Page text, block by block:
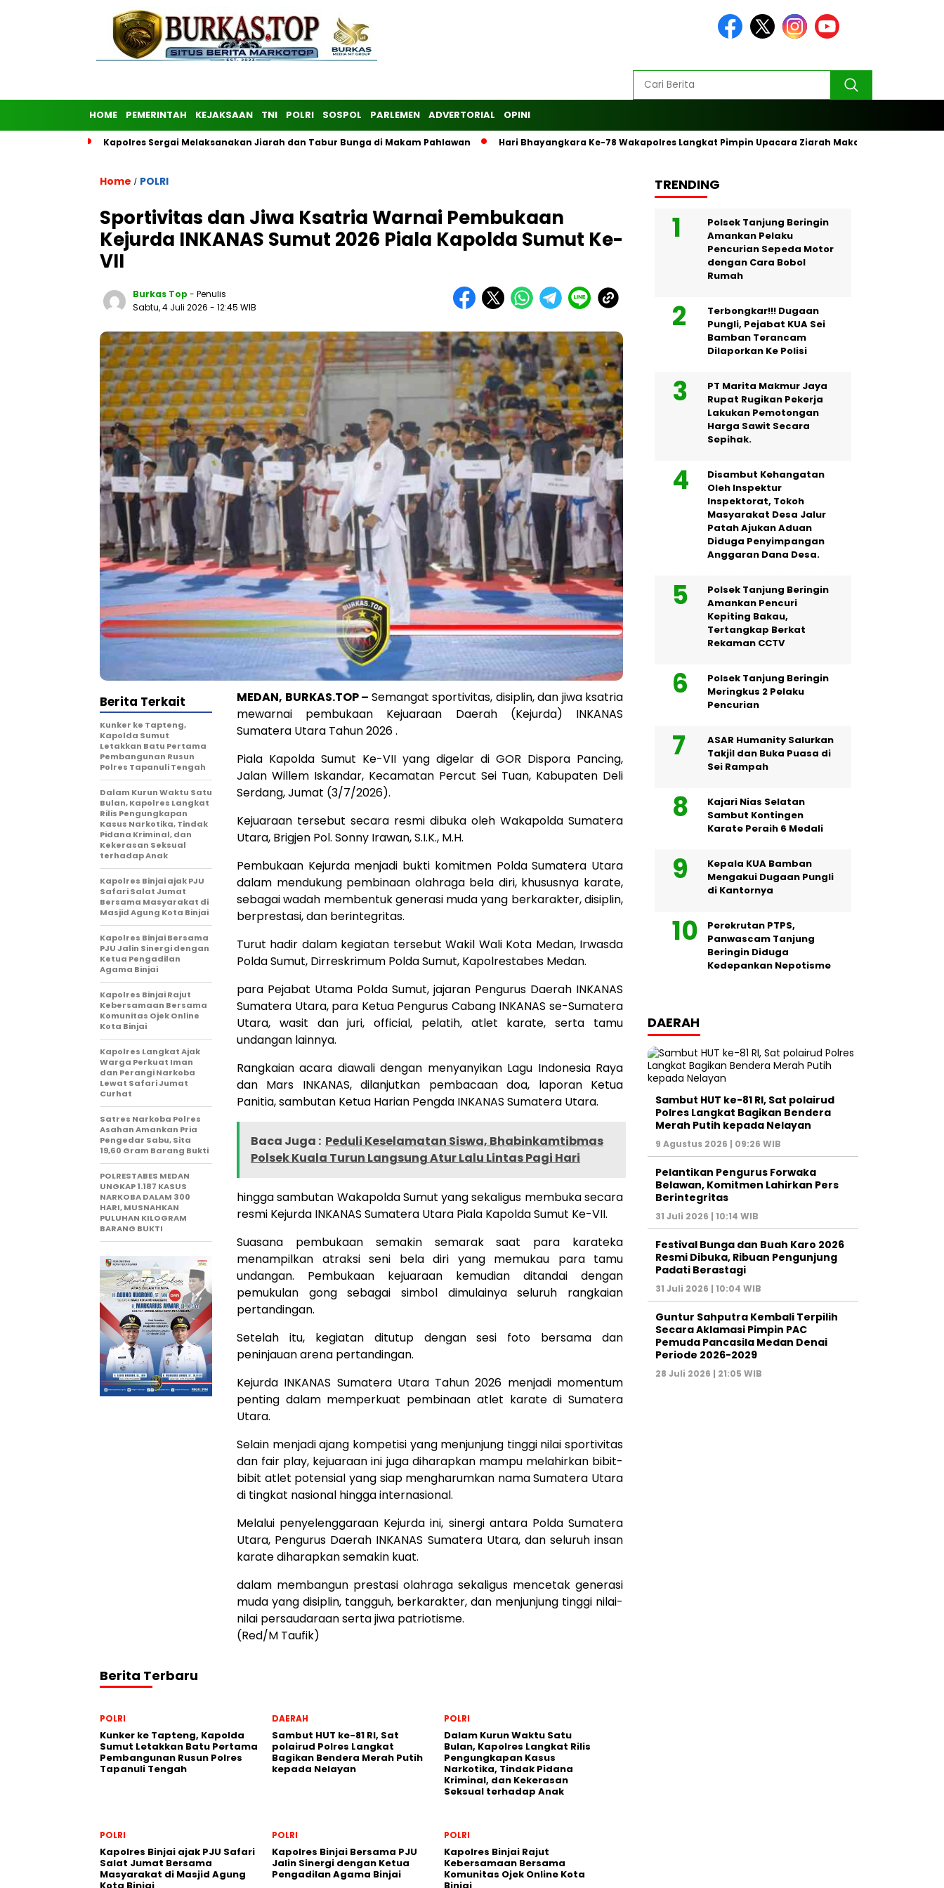
HOME PEMERINTAH KEJAKSAAN TNI POLRI SOSPOL PARLEMEN ADVERTORIAL OPINI
Kapolres Sergai Melaksanakan Jiarah dan Tabur Bunga di Makam Pahlawan Hari Bhayangkara Ke-78 Wakapolres Langkat Pimpin Upacara Ziarah Makam Pahlawan
Home / POLRI
Sportivitas dan Jiwa Ksatria Warnai Pembukaan
Kejurda INKANAS Sumut 2026 Piala Kapolda Sumut Ke-
VII
Burkas Top - Penulis
Sabtu, 4 Juli 2026 - 12:45 WIB
MEDAN, BURKAS.TOP – Semangat sportivitas, disiplin, dan jiwa ksatria
mewarnai pembukaan Kejuaraan Daerah (Kejurda) INKANAS
Sumatera Utara Tahun 2026 .
Piala Kapolda Sumut Ke-VII yang digelar di GOR Dispora Pancing,
Jalan Willem Iskandar, Kecamatan Percut Sei Tuan, Kabupaten Deli
Serdang, Jumat (3/7/2026).
Kejuaraan tersebut secara resmi dibuka oleh Wakapolda Sumatera
Utara, Brigjen Pol. Sonny Irawan, S.I.K., M.H.
Pembukaan Kejurda menjadi bukti komitmen Polda Sumatera Utara
dalam mendukung pembinaan olahraga bela diri, khususnya karate,
sebagai wadah membentuk generasi muda yang berkarakter, disiplin,
berprestasi, dan berintegritas.
Turut hadir dalam kegiatan tersebut Wakil Wali Kota Medan, Irwasda
Polda Sumut, Dirreskrimum Polda Sumut, Kapolrestabes Medan.
para Pejabat Utama Polda Sumut, jajaran Pengurus Daerah INKANAS
Sumatera Utara, para Ketua Pengurus Cabang INKANAS se-Sumatera
Utara, wasit dan juri, official, pelatih, atlet karate, serta tamu
undangan lainnya.
Rangkaian acara diawali dengan menyanyikan Lagu Indonesia Raya
dan Mars INKANAS, dilanjutkan pembacaan doa, laporan Ketua
Panitia, sambutan Ketua Harian Pengda INKANAS Sumatera Utara.
Baca Juga : Peduli Keselamatan Siswa, Bhabinkamtibmas
Polsek Kuala Turun Langsung Atur Lalu Lintas Pagi Hari
hingga sambutan Wakapolda Sumut yang sekaligus membuka secara
resmi Kejurda INKANAS Sumatera Utara Piala Kapolda Sumut Ke-VII.
Suasana pembukaan semakin semarak saat para karateka
menampilkan atraksi seni bela diri yang memukau para tamu
undangan. Pembukaan kejuaraan kemudian ditandai dengan
pemukulan gong sebagai simbol dimulainya seluruh rangkaian
pertandingan.
Setelah itu, kegiatan ditutup dengan sesi foto bersama dan
peninjauan arena pertandingan.
Kejurda INKANAS Sumatera Utara Tahun 2026 menjadi momentum
penting dalam memperkuat pembinaan atlet karate di Sumatera
Utara.
Selain menjadi ajang kompetisi yang menjunjung tinggi nilai sportivitas
dan fair play, kejuaraan ini juga diharapkan mampu melahirkan bibit-
bibit atlet potensial yang siap mengharumkan nama Sumatera Utara
di tingkat nasional hingga internasional.
Melalui penyelenggaraan Kejurda ini, sinergi antara Polda Sumatera
Utara, Pengurus Daerah INKANAS Sumatera Utara, dan seluruh insan
karate diharapkan semakin kuat.
dalam membangun prestasi olahraga sekaligus mencetak generasi
muda yang disiplin, tangguh, berkarakter, dan menjunjung tinggi nilai-
nilai persaudaraan serta jiwa patriotisme.
(Red/M Taufik)
Berita Terkait
Kunker ke Tapteng,
Kapolda Sumut
Letakkan Batu Pertama
Pembangunan Rusun
Polres Tapanuli Tengah
Dalam Kurun Waktu Satu
Bulan, Kapolres Langkat
Rilis Pengungkapan
Kasus Narkotika, Tindak
Pidana Kriminal, dan
Kekerasan Seksual
terhadap Anak
Kapolres Binjai ajak PJU
Safari Salat Jumat
Bersama Masyarakat di
Masjid Agung Kota Binjai
Kapolres Binjai Bersama
PJU Jalin Sinergi dengan
Ketua Pengadilan
Agama Binjai
Kapolres Binjai Rajut
Kebersamaan Bersama
Komunitas Ojek Online
Kota Binjai
Kapolres Langkat Ajak
Warga Perkuat Iman
dan Perangi Narkoba
Lewat Safari Jumat
Curhat
Satres Narkoba Polres
Asahan Amankan Pria
Pengedar Sabu, Sita
19,60 Gram Barang Bukti
POLRESTABES MEDAN
UNGKAP 1.187 KASUS
NARKOBA DALAM 300
HARI, MUSNAHKAN
PULUHAN KILOGRAM
BARANG BUKTI
Berita Terbaru
POLRI
Kunker ke Tapteng, Kapolda
Sumut Letakkan Batu Pertama
Pembangunan Rusun Polres
Tapanuli Tengah
DAERAH
Sambut HUT ke-81 RI, Sat
polairud Polres Langkat
Bagikan Bendera Merah Putih
kepada Nelayan
POLRI
Dalam Kurun Waktu Satu
Bulan, Kapolres Langkat Rilis
Pengungkapan Kasus
Narkotika, Tindak Pidana
Kriminal, dan Kekerasan
Seksual terhadap Anak
POLRI
Kapolres Binjai ajak PJU Safari
Salat Jumat Bersama
Masyarakat di Masjid Agung
POLRI
Kapolres Binjai Bersama PJU
Jalin Sinergi dengan Ketua
Pengadilan Agama Binjai
POLRI
Kapolres Binjai Rajut
Kebersamaan Bersama
Komunitas Ojek Online Kota
TRENDING
Polsek Tanjung Beringin
Amankan Pelaku
Pencurian Sepeda Motor
dengan Cara Bobol
Rumah
Terbongkar!!! Dugaan
Pungli, Pejabat KUA Sei
Bamban Terancam
Dilaporkan Ke Polisi
PT Marita Makmur Jaya
Rupat Rugikan Pekerja
Lakukan Pemotongan
Harga Sawit Secara
Sepihak.
Disambut Kehangatan
Oleh Inspektur
Inspektorat, Tokoh
Masyarakat Desa Jalur
Patah Ajukan Aduan
Diduga Penyimpangan
Anggaran Dana Desa.
Polsek Tanjung Beringin
Amankan Pencuri
Kepiting Bakau,
Tertangkap Berkat
Rekaman CCTV
Polsek Tanjung Beringin
Meringkus 2 Pelaku
Pencurian
ASAR Humanity Salurkan
Takjil dan Buka Puasa di
Sei Rampah
Kajari Nias Selatan
Sambut Kontingen
Karate Peraih 6 Medali
Kepala KUA Bamban
Mengakui Dugaan Pungli
di Kantornya
Perekrutan PTPS,
Panwascam Tanjung
Beringin Diduga
Kedepankan Nepotisme
DAERAH
Sambut HUT ke-81 RI, Sat polairud
Polres Langkat Bagikan Bendera
Merah Putih kepada Nelayan
9 Agustus 2026 | 09:26 WIB
Pelantikan Pengurus Forwaka
Belawan, Komitmen Lahirkan Pers
Berintegritas
31 Juli 2026 | 10:14 WIB
Festival Bunga dan Buah Karo 2026
Resmi Dibuka, Ribuan Pengunjung
Padati Berastagi
31 Juli 2026 | 10:04 WIB
Guntur Sahputra Kembali Terpilih
Secara Aklamasi Pimpin PAC
Pemuda Pancasila Medan Denai
Periode 2026-2029
28 Juli 2026 | 21:05 WIB